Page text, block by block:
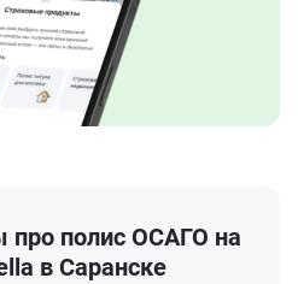
про полис ОСАГО на
в Саранске